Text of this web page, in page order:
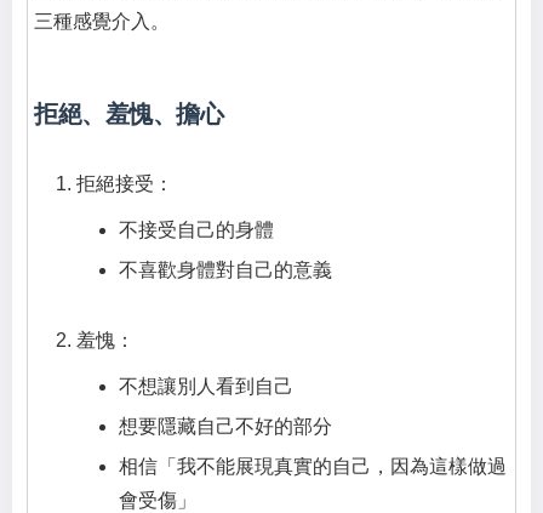
三種感覺介入。
拒絕、羞愧、擔心
拒絕接受：
不接受自己的身體
不喜歡身體對自己的意義
羞愧：
不想讓別人看到自己
想要隱藏自己不好的部分
相信「我不能展現真實的自己，因為這樣做過
會受傷」